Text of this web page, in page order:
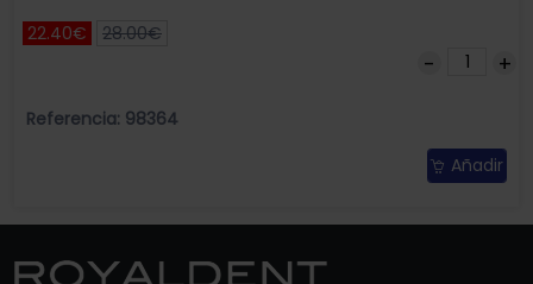
22.40€ 28.00€
Referencia: 98364
Añadir